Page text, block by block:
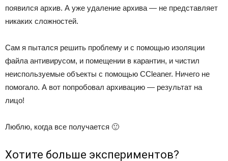
появился архив. А уже удаление архива — не представляет
никаких сложностей.
Сам я пытался решить проблему и с помощью изоляции
файла антивирусом, и помещении в карантин, и чистил
неиспользуемые объекты с помощью CCleaner. Ничего не
помогало. А вот попробовал архивацию — результат на
лицо!
Люблю, когда все получается 🙂
Хотите больше экспериментов?